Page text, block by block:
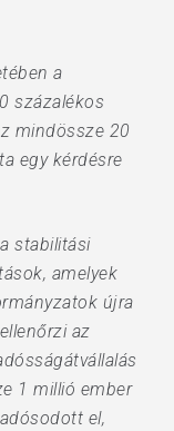
a
százalékos
mindössze 20
egy kérdésre
stabilitási
amelyek
újra
az
1 millió ember
el,